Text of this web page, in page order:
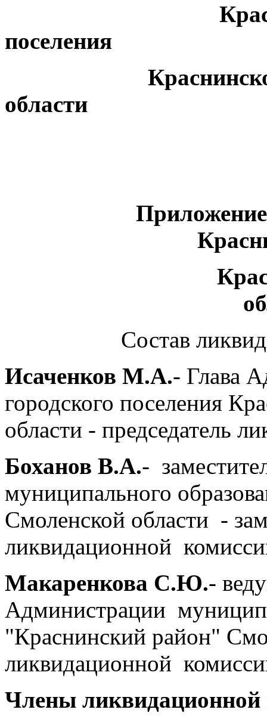
поселения
Краснинского
области
Состав
Исаченков М.А.- Глава
городского поселения
области - председатель
Боханов В.А.-
муниципального
Смоленской области -
ликвидационной
Макаренкова С.Ю.-
Администрации
"Краснинский район"
ликвидационной
Члены ликвидационной